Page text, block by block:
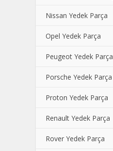
Nissan Yedek Parça
Opel Yedek Parça
Peugeot Yedek Parça
Porsche Yedek Parça
Proton Yedek Parça
Renault Yedek Parça
Rover Yedek Parça